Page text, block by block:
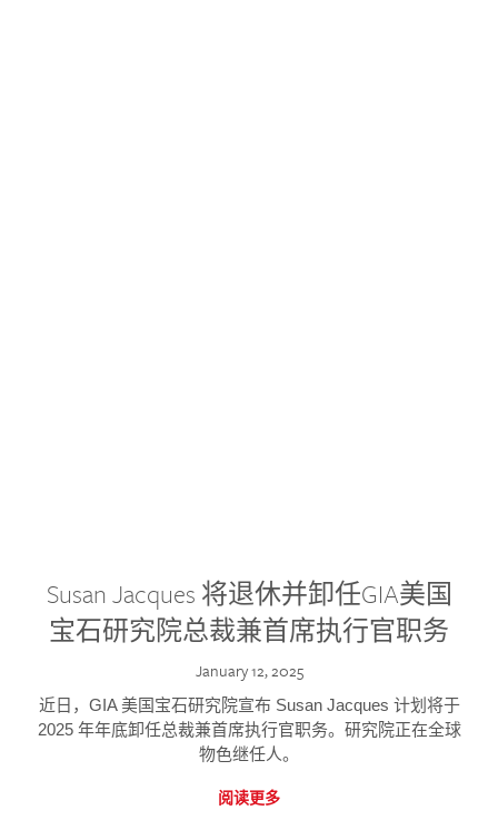
Susan Jacques 将退休并卸任GIA美国
宝石研究院总裁兼首席执行官职务
January 12, 2025
近日，GIA 美国宝石研究院宣布 Susan Jacques 计划将于
2025 年年底卸任总裁兼首席执行官职务。研究院正在全球
物色继任人。
阅读更多